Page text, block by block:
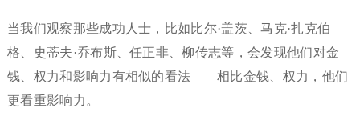
当我们观察那些成功人士，比如比尔·盖茨、马克·扎克伯
格、史蒂夫·乔布斯、任正非、柳传志等，会发现他们对金
钱、权力和影响力有相似的看法——相比金钱、权力，他们
更看重影响力。